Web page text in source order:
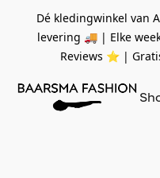
Dé kledingwinkel van
levering 🚚 | Elke
Reviews ⭐️ |